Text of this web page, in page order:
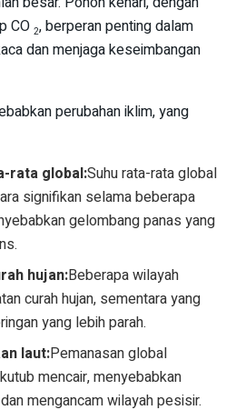
CO 2, berperan penting dalam
dan menjaga keseimbangan
perubahan iklim, yang
rata global:Suhu rata-rata global
signifikan selama beberapa
gelombang panas yang
hujan:Beberapa wilayah
curah hujan, sementara yang
yang lebih parah.
laut:Pemanasan global
mencair, menyebabkan
mengancam wilayah pesisir.